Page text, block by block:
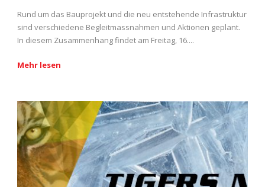
Rund um das Bauprojekt und die neu entstehende Infrastruktur
sind verschiedene Begleitmassnahmen und Aktionen geplant.
In diesem Zusammenhang findet am Freitag, 16....
Mehr lesen